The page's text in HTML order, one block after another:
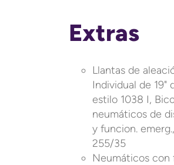
Extras
Llantas de
Individual de 19"
estilo 1038 I,
neumáticos de
y funcion.
255/35
Neumáticos